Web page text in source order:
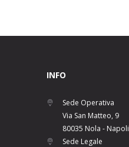
INFO
Sede Operativa
Via San Matteo, 9
80035 Nola - Napoli
Sede Legale